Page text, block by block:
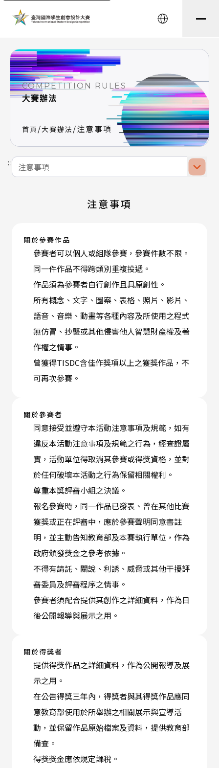
English
COMPETITION RULES
大賽辦法
首頁 /大賽辦法 /注意事項
:::選擇前往頁面
注意事項
關於參賽作品
參賽者可以個人或組隊參賽，參賽件數不限。
同一件作品不得跨類別重複投遞。
作品須為參賽者自行創作且具原創性。
所有概念、文字、圖案、表格、照片、影片、
語音、音樂、動畫等各種內容及所使用之程式
無仿冒、抄襲或其他侵害他人智慧財產權及著
作權之情事。
曾獲得TISDC含佳作獎項以上之獲獎作品，不
可再次參賽。
關於參賽者
同意接受並遵守本活動注意事項及規範，如有
違反本活動注意事項及規範之行為，經查證屬
實，活動單位得取消其參賽或得獎資格，並對
於任何破壞本活動之行為保留相關權利。
尊重本獎評審小組之決議。
報名參賽時，同一作品已發表、曾在其他比賽
獲獎或正在評審中，應於參賽聲明同意書註
明，並主動告知教育部及本賽執行單位，作為
政府頒發獎金之參考依據。
不得有請託、關說、利誘、威脅或其他干擾評
審委員及評審程序之情事。
參賽者須配合提供其創作之詳細資料，作為日
後公開報導與展示之用。
關於得獎者
提供得獎作品之詳細資料，作為公開報導及展
示之用。
在公告得獎三年內，得獎者與其得獎作品應同
意教育部使用於所舉辦之相關展示與宣導活
動，並保留作品原始檔案及資料，提供教育部
備查。
得獎獎金應依規定課稅。